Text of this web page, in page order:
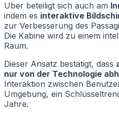
Uber beteiligt sich auch am
indem es interaktive
zur Verbesserung des
Die Kabine wird zu einem
Raum.
Dieser Ansatz bestätigt, dass
nur von der Technologie
Interaktion zwischen
Umgebung, ein
Jahre.